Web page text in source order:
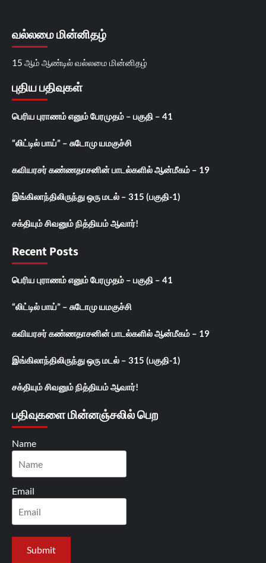
வல்லமை மின்னிதழ்
15 ஆம் ஆண்டில் வல்லமை மின்னிதழ்
புதிய பதிவுகள்
பெரிய புராணம் எனும் பேரமுதம் – பகுதி – 41
“லிட்டில் பாய்” – சுடோமு யமகுச்சி
கவியரசர் கண்ணதாசனின் பாடல்களில் ஆன்மீகம் – 19
இங்கிலாந்திலிருந்து ஒரு மடல் – 315 (பகுதி-1)
சக்தியும் சிவனும் நித்தியம் ஆவார்!
Recent Posts
பெரிய புராணம் எனும் பேரமுதம் – பகுதி – 41
“லிட்டில் பாய்” – சுடோமு யமகுச்சி
கவியரசர் கண்ணதாசனின் பாடல்களில் ஆன்மீகம் – 19
இங்கிலாந்திலிருந்து ஒரு மடல் – 315 (பகுதி-1)
சக்தியும் சிவனும் நித்தியம் ஆவார்!
பதிவுகளை மின்னஞ்சலில் பெற
Name
Email